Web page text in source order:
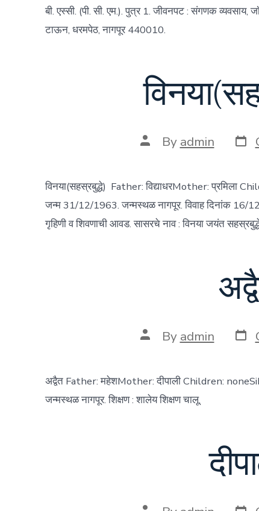
बी. एस्सी. (पी. सी. एम.). पुत्र 1. जीवनपट : संगणक व्यवसाय,
टाऊन, धरमपेठ, नागपूर 440010.
Post
author
By admin Post
date
विनया(सहस्रबुद्धे) Father: विद्याधरMother: प्रमिला
जन्म 31/12/1963. जन्मस्थळ नागपूर. विवाह दिनांक 16/
गृहिणी व शिवणाची आवड. सासरचे नाव : विनया जयंत
Post
author
By admin Post
date
अद्वैत Father: महेशMother: दीपाली Children:
जन्मस्थळ नागपूर. शिक्षण : शालेय शिक्षण चालू.